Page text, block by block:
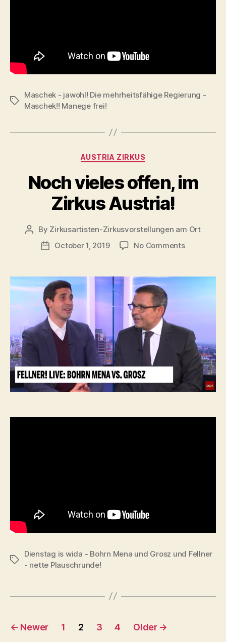
Tags
Maschek - jawohl! Die mehrheitsfähige Regierung -
Maschek!! Manege frei!
Categories
AUSTRIA ZIRKUS
Noch vieles offen, im
Zirkus Austria!
Post
author
By Zirkusartisten-Zirkusvorstellungen am Ort
PostOctober 1, 2019 No Commentson
offen,
Tags
Dienstag is wida - Bohrn Mena und Grosz und Fellner
- nette Plauschrunde!
Posts
← Newer 1 2 3 4 Older →